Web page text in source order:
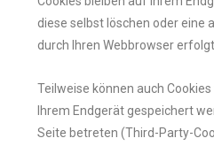
diese selbst löschen oder eine
durch Ihren Webbrowser erfolgt.
Teilweise können auch
Ihrem Endgerät gespeichert
Seite betreten (Third-Party-